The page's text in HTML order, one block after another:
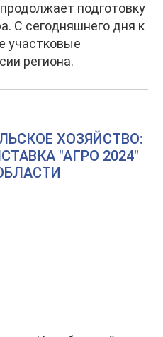
подготовку
С сегодняшнего дня к
участковые
региона.
ХОЗЯЙСТВО:
"АГРО 2024"